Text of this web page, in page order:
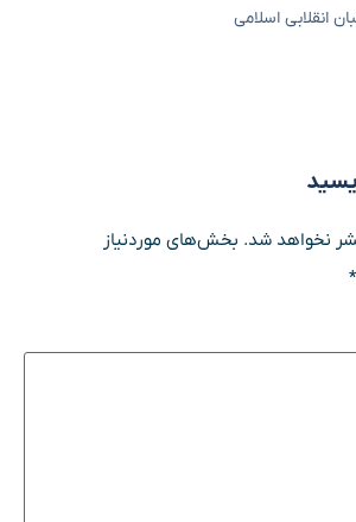
انقلابی اسلامی
نخواهد شد. بخش‌های موردنیاز
*